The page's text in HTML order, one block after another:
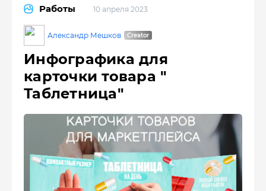
Работы 10 апреля 2023
Александр Мешков
Инфографика для
карточки товара "
Таблетница"